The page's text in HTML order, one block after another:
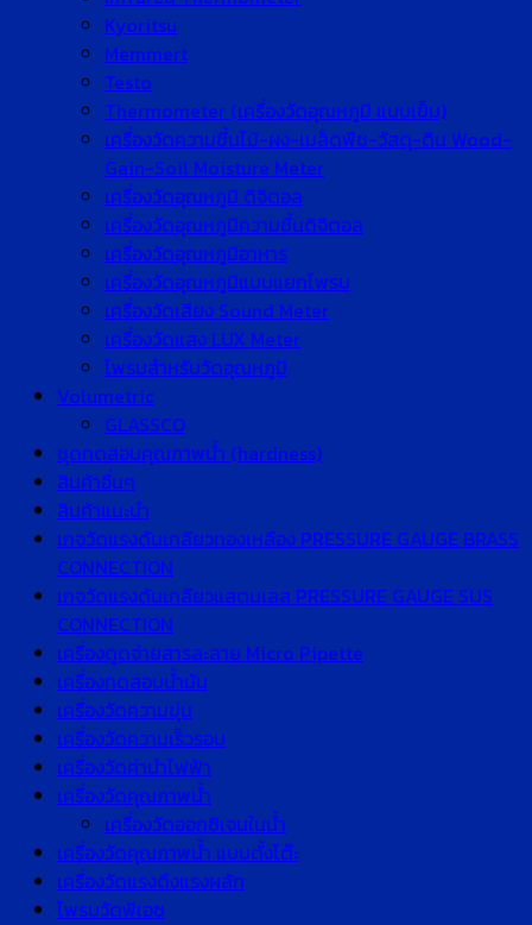
Kyoritsu
Memmert
Testo
Thermometer (เครื่องวัดอุณหภูมิ แบบเข็ม)
เครื่องวัดความชื้นไม้-ผง-เมล็ดพืช-วัสดุ-ดิน Wood-
Gain-Soil Moisture Meter
เครื่องวัดอุณหภูมิ ดิจิตอล
เครื่องวัดอุณหภูมิความชื้นดิจิตอล
เครื่องวัดอุณหภูมิอาหาร
เครื่องวัดอุณหภูมิแบบแยกโพรบ
เครื่องวัดเสียง Sound Meter
เครื่องวัดแสง LUX Meter
โพรบสำหรับวัดอุณหภูมิ
Volumetric
GLASSCO
ชุดทดสอบคุณภาพน้ำ (hardness)
สินค้าอื่นๆ
สินค้าแนะนำ
เกจวัดแรงดันเกลียวทองเหลือง PRESSURE GAUGE BRASS
CONNECTION
เกจวัดแรงดันเกลียวแสตนเลส PRESSURE GAUGE SUS
CONNECTION
เครื่องดูดจ่ายสารละลาย Micro Pipette
เครื่องทดสอบน้ำมัน
เครื่องวัดความขุ่น
เครื่องวัดความเร็วรอบ
เครื่องวัดค่านำไฟฟ้า
เครื่องวัดคุณภาพน้ำ
เครื่องวัดออกซิเจนในน้ำ
เครื่องวัดคุณภาพน้ำ แบบตั้งโต๊ะ
เครื่องวัดแรงดึงแรงผลัก
โพรบวัดพีเอช